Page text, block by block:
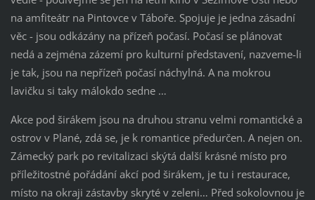
na amfiteátr na Pintovce v Táboře. Spojuje je jedna zásadní
věc - jsou odkázány na přízeň počasí. Počasí se plánovat
nedá a zejména zázemí pro kulturní představení, nazveme-li
je tak, jsou na nepřízeň počasí náchylná. A na mokrou
lavičku si taky málokdo sedne …
Akce pod širákem jsou na druhou stranu velmi romantické a
ostrov v Plané, zdá se, je k romantice předurčen. A nejen on.
Zámecký park po revitalizaci skýtá další krásné místo pro
příležitostné pořádání akcí pod širákem, je tu i restaurace,
místo na okraji zástavby skryté v zeleni… Před sokolovnou je